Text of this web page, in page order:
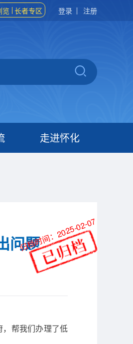
览 长者专区 登录 注册
走进怀化
问题
，帮我们办理了低
归档时间：2025-02-07